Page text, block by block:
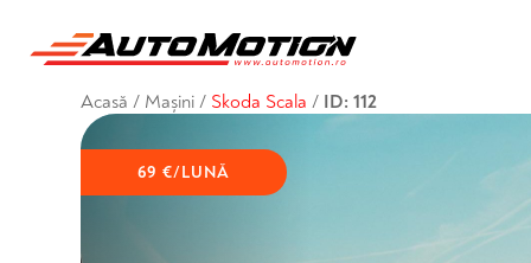
Acasă / Mașini / Skoda Scala / ID: 112
69 €/LUNĂ